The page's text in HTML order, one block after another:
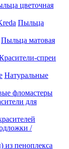
цветочная
Пыльца
Пыльца матовая
спреи
Натуральные
фломастеры
для
/